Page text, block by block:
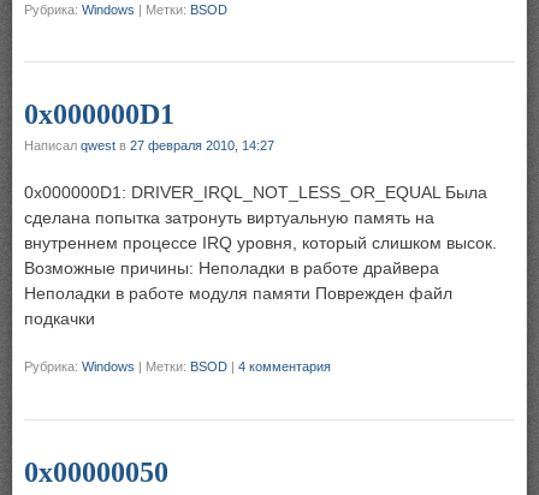
Рубрика: Windows | Метки: BSOD
0x000000D1
Написал qwest в 27 февраля 2010, 14:27
0x000000D1: DRIVER_IRQL_NOT_LESS_OR_EQUAL Была
сделана попытка затронуть виртуальную память на
внутреннем процессе IRQ уровня, который слишком высок.
Возможные причины: Неполадки в работе драйвера
Неполадки в работе модуля памяти Поврежден файл
подкачки
Рубрика: Windows Метки: BSOD 4 комментария
0x00000050